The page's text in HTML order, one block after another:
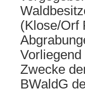
(Klose/Orf
Zwecke
BWaldG